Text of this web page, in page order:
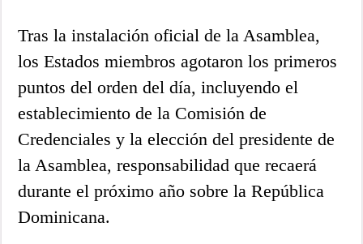
Tras la instalación oficial de la Asamblea,
los Estados miembros agotaron los primeros
puntos del orden del día, incluyendo el
establecimiento de la Comisión de
Credenciales y la elección del presidente de
la Asamblea, responsabilidad que recaerá
durante el próximo año sobre la República
Dominicana.